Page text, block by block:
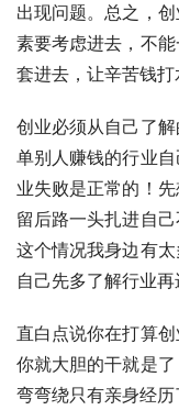
出现问题。总之，
素要考虑进去，不
套进去，让辛苦钱打
创业必须从自己了
单别人赚钱的行业
业失败是正常的！
留后路一头扎进自
这个情况我身边有
自己先多了解行业再
直白点说你在打算
你就大胆的干就是
弯弯绕只有亲身经历